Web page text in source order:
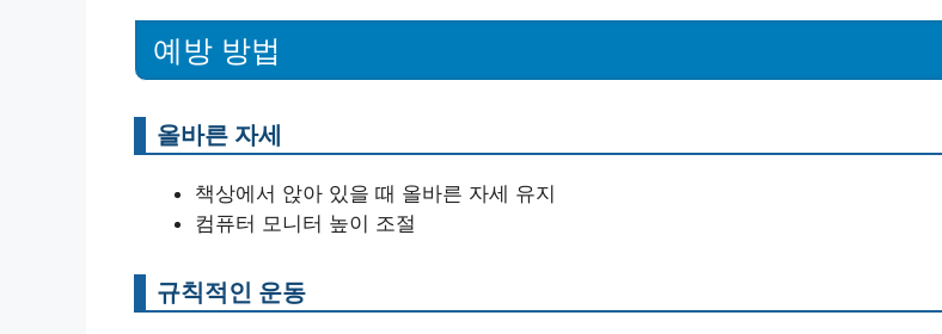
예방 방법
올바른 자세
책상에서 앉아 있을 때 올바른 자세 유지
컴퓨터 모니터 높이 조절
규칙적인 운동